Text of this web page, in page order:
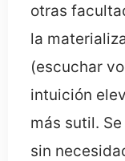
otras
la
(escuchar
intuición
más sutil.
sin